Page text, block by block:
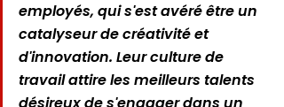
employés, qui s'est avéré être un
catalyseur de créativité et
d'innovation. Leur culture de
travail attire les meilleurs talents